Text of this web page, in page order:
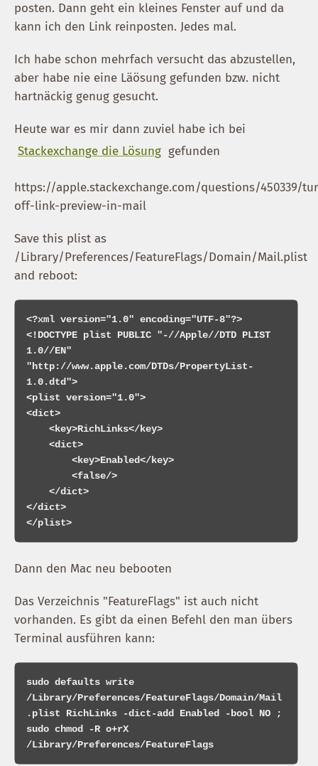
posten. Dann geht ein kleines Fenster auf und da
kann ich den Link reinposten. Jedes mal.
Ich habe schon mehrfach versucht das abzustellen,
aber habe nie eine Läösung gefunden bzw. nicht
hartnäckig genug gesucht.
Heute war es mir dann zuviel habe ich bei
Stackexchange die Lösung gefunden
https://apple.stackexchange.com/questions/450339/
off-link-preview-in-mail
Save this plist as
/Library/Preferences/FeatureFlags/Domain/Mail.plist
and reboot:
<?xml version="1.0" encoding="UTF-8"?>
<!DOCTYPE plist PUBLIC "-//Apple//DTD PLIST
1.0//EN"
"http://www.apple.com/DTDs/PropertyList-
1.0.dtd">
<plist version="1.0">
<dict>
</dict>
Dann den Mac neu bebooten
Das Verzeichnis "FeatureFlags" ist auch nicht
vorhanden. Es gibt da einen Befehl den man übers
Terminal ausführen kann:
sudo defaults write
/Library/Preferences/FeatureFlags/Domain/Mail
.plist RichLinks -dict-add Enabled -bool NO ;
sudo chmod -R o+rX